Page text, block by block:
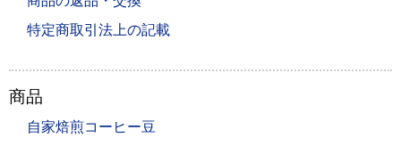
特定商取引法上の記載
商品
自家焙煎コーヒー豆